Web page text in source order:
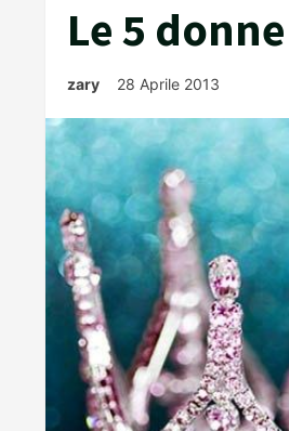
Le 5
zary 28 Aprile 2013